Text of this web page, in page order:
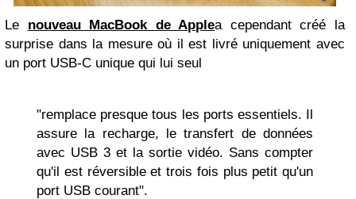
Le nouveau MacBook de Applea cependant créé la
surprise dans la mesure où il est livré uniquement avec
un port USB-C unique qui lui seul
"remplace presque tous les ports essentiels. Il
assure la recharge, le transfert de données
avec USB 3 et la sortie vidéo. Sans compter
qu'il est réversible et trois fois plus petit qu'un
port USB courant".